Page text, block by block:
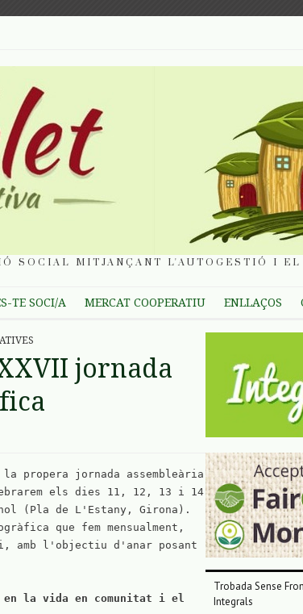
SOCIAL MITJANÇANT L'AUTOGESTIÓ I
TE SOCI/A MERCAT COOPERATIU ENLLAÇOS
jornada
jornada assembleària
els dies 11, 12, 13 i 14
(Pla de L'Estany, Girona).
que fem mensualment,
amb l'objectiu d'anar posant
en la vida en comunitat i el
Trobada Sense
Integrals